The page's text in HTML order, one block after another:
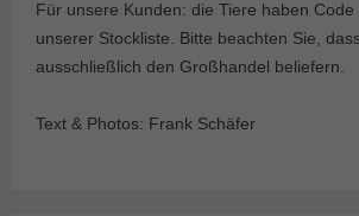
Für unsere Kunden: die Tiere haben
unserer Stockliste. Bitte beachten Sie,
ausschließlich den Großhandel beliefern.
Text & Photos: Frank Schäfer